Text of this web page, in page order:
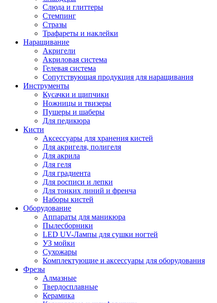
Слюда и глиттеры
Стемпинг
Стразы
Трафареты и наклейки
Наращивание
Акригели
Акриловая система
Гелевая система
Сопутствующая продукция для наращивания
Инструменты
Кусачки и щипчики
Ножницы и твизеры
Пушеры и шаберы
Для педикюра
Кисти
Аксессуары для хранения кистей
Для акригеля, полигеля
Для акрила
Для геля
Для градиента
Для росписи и лепки
Для тонких линий и френча
Наборы кистей
Оборудование
Аппараты для маникюра
Пылесборники
LED UV-Лампы для сушки ногтей
УЗ мойки
Сухожары
Комплектующие и аксессуары для оборудования
Фрезы
Алмазные
Твердосплавные
Керамика